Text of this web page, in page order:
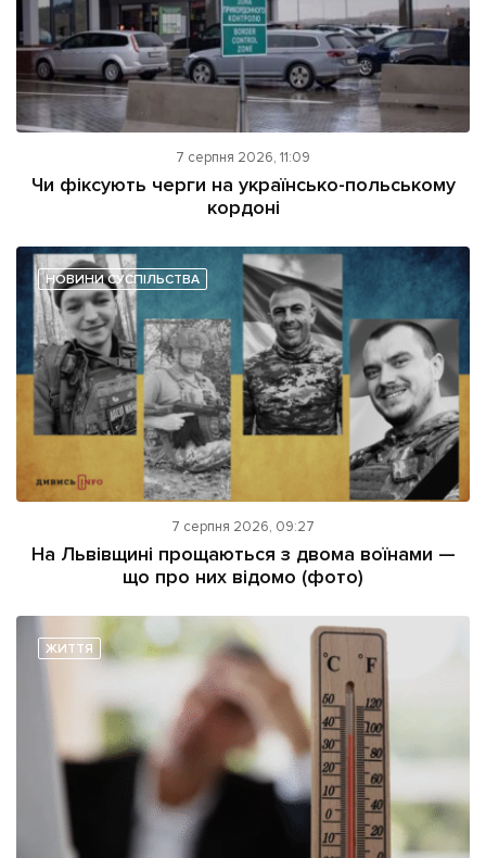
7 серпня 2026, 11:09
Чи фіксують черги на українсько-польському
кордоні
НОВИНИ СУСПІЛЬСТВА
7 серпня 2026, 09:27
На Львівщині прощаються з двома воїнами —
що про них відомо (фото)
ЖИТТЯ